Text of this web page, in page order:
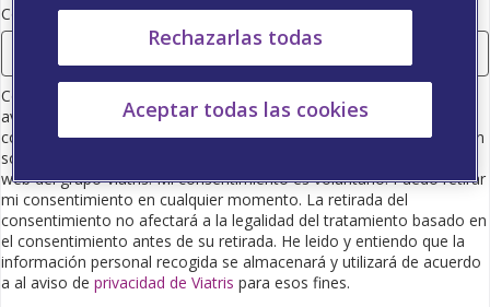
Correo electrónico
Consiento que Viatris (consulte la información de la empresa en el
aviso de protección de datos) utilice mis datos de contacto
comercial para proporcionarme información científica e información
sobre productos farmacéuticos, así como de eventos o seminarios
web del grupo Viatris. Mi consentimiento es voluntario. Puedo retirar
mi consentimiento en cualquier momento. La retirada del
consentimiento no afectará a la legalidad del tratamiento basado en
el consentimiento antes de su retirada. He leido y entiendo que la
información personal recogida se almacenará y utilizará de acuerdo
a al aviso de privacidad de Viatris para esos fines.
Rechazarlas todas
Aceptar todas las cookies